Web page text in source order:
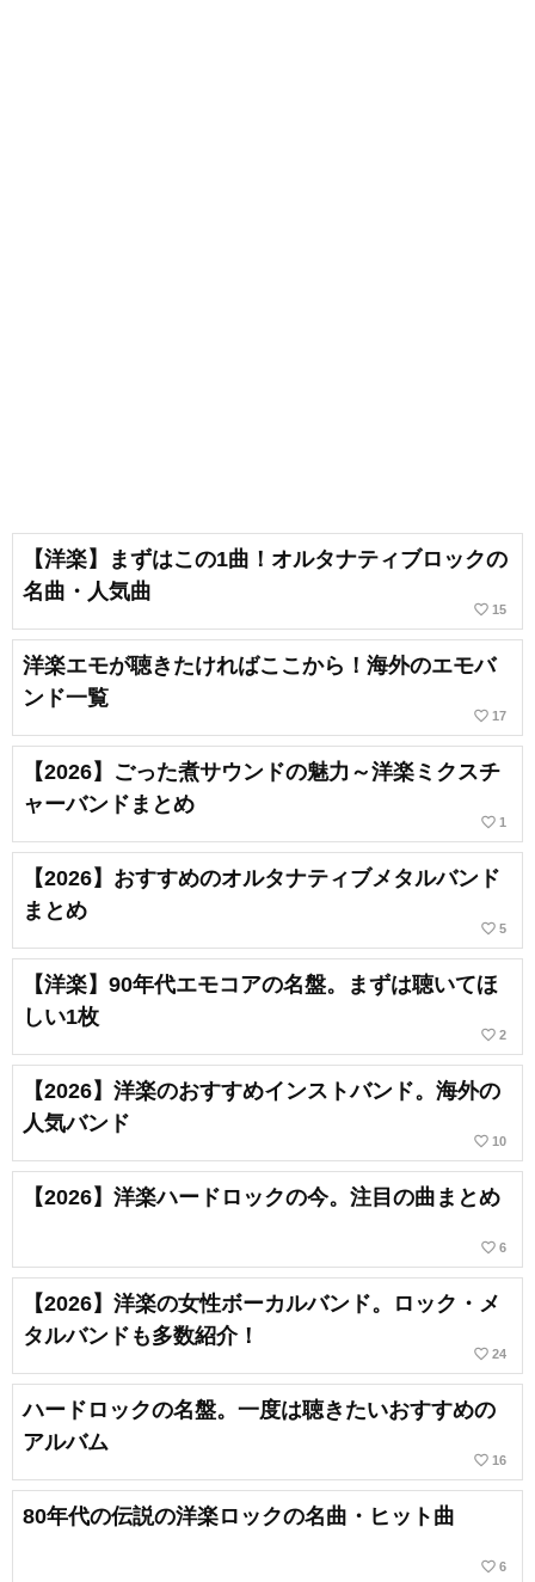
【洋楽】まずはこの1曲！オルタナティブロックの
名曲・人気曲
favorite_border 15
洋楽エモが聴きたければここから！海外のエモバ
ンド一覧
favorite_border 17
【2026】ごった煮サウンドの魅力～洋楽ミクスチ
ャーバンドまとめ
favorite_border 1
【2026】おすすめのオルタナティブメタルバンド
まとめ
favorite_border 5
【洋楽】90年代エモコアの名盤。まずは聴いてほ
しい1枚
favorite_border 2
【2026】洋楽のおすすめインストバンド。海外の
人気バンド
favorite_border 10
【2026】洋楽ハードロックの今。注目の曲まとめ
favorite_border 6
【2026】洋楽の女性ボーカルバンド。ロック・メ
タルバンドも多数紹介！
favorite_border 24
ハードロックの名盤。一度は聴きたいおすすめの
アルバム
favorite_border 16
80年代の伝説の洋楽ロックの名曲・ヒット曲
favorite_border 6